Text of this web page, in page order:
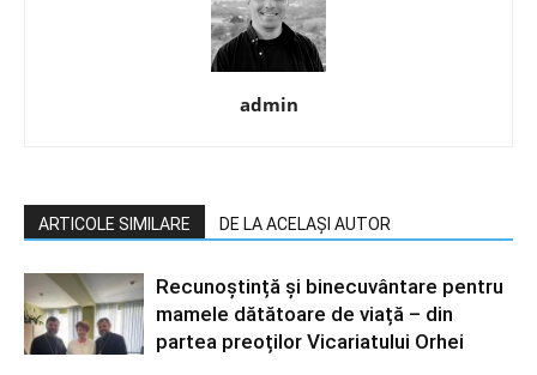
admin
ARTICOLE SIMILARE DE LA ACELAȘI AUTOR
Recunoștință și binecuvântare pentru
mamele dătătoare de viață – din
partea preoților Vicariatului Orhei